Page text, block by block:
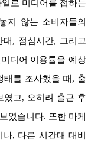
로 미디어를 접하는
지 않는 소비자들의
, 점심시간, 그리고
디어 이용률을 예상
태를 조사했을 때, 출
였고, 오히려 출근 후
였습니다. 또한 마케
, 다른 시간대 대비